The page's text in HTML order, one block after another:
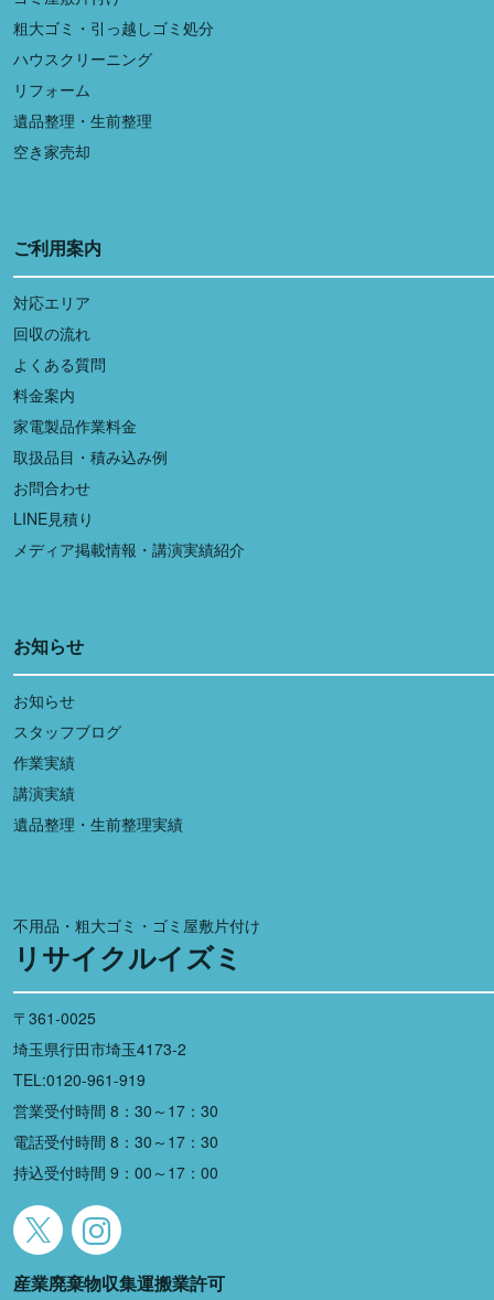
粗大ゴミ・引っ越しゴミ処分
ハウスクリーニング
リフォーム
遺品整理・生前整理
空き家売却
ご利用案内
対応エリア
回収の流れ
よくある質問
料金案内
家電製品作業料金
取扱品目・積み込み例
お問合わせ
LINE見積り
メディア掲載情報・講演実績紹介
お知らせ
お知らせ
スタッフブログ
作業実績
講演実績
遺品整理・生前整理実績
不用品・粗大ゴミ・ゴミ屋敷片付け
リサイクルイズミ
〒361-0025
埼玉県行田市埼玉4173-2
TEL:0120-961-919
営業受付時間 8：30～17：30
電話受付時間 8：30～17：30
持込受付時間 9：00～17：00
産業廃棄物収集運搬業許可